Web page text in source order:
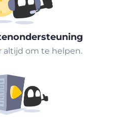
altijd om te helpen.